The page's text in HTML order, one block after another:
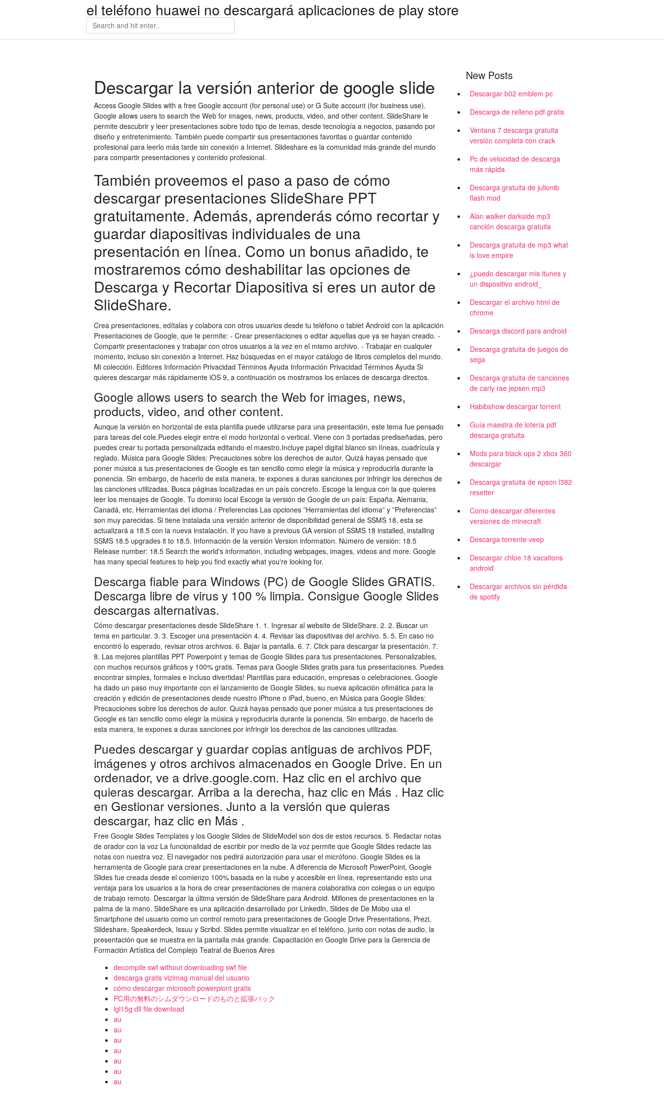
el teléfono huawei no descargará aplicaciones de play store
Descargar la versión anterior de google slide
Access Google Slides with a free Google account (for personal use) or G Suite account (for business use).
Google allows users to search the Web for images, news, products, video, and other content. SlideShare le
permite descubrir y leer presentaciones sobre todo tipo de temas, desde tecnología a negocios, pasando por
diseño y entretenimiento. También puede compartir sus presentaciones favoritas o guardar contenido
profesional para leerlo más tarde sin conexión a Internet. Slideshare es la comunidad más grande del mundo
para compartir presentaciones y contenido profesional.
También proveemos el paso a paso de cómo
descargar presentaciones SlideShare PPT
gratuitamente. Además, aprenderás cómo recortar y
guardar diapositivas individuales de una
presentación en línea. Como un bonus añadido, te
mostraremos cómo deshabilitar las opciones de
Descarga y Recortar Diapositiva si eres un autor de
SlideShare.
Crea presentaciones, edítalas y colabora con otros usuarios desde tu teléfono o tablet Android con la aplicación
Presentaciones de Google, que te permite: - Crear presentaciones o editar aquellas que ya se hayan creado. -
Compartir presentaciones y trabajar con otros usuarios a la vez en el mismo archivo. - Trabajar en cualquier
momento, incluso sin conexión a Internet. Haz búsquedas en el mayor catálogo de libros completos del mundo.
Mi colección. Editores Información Privacidad Términos Ayuda Información Privacidad Términos Ayuda Si
quieres descargar más rápidamente iOS 9, a continuación os mostramos los enlaces de descarga directos.
Google allows users to search the Web for images, news,
products, video, and other content.
Aunque la versión en horizontal de esta plantilla puede utilizarse para una presentación, este tema fue pensado
para tareas del cole.Puedes elegir entre el modo horizontal o vertical. Viene con 3 portadas prediseñadas, pero
puedes crear tu portada personalizada editando el maestro.Incluye papel digital blanco sin líneas, cuadrícula y
reglado. Música para Google Slides: Precauciones sobre los derechos de autor. Quizá hayas pensado que
poner música a tus presentaciones de Google es tan sencillo como elegir la música y reproducirla durante la
ponencia. Sin embargo, de hacerlo de esta manera, te expones a duras sanciones por infringir los derechos de
las canciones utilizadas. Busca páginas localizadas en un país concreto. Escoge la lengua con la que quieres
leer los mensajes de Google. Tu dominio local Escoge la versión de Google de un país: España, Alemania,
Canadá, etc. Herramientas del idioma / Preferencias Las opciones ”Herramientas del idioma” y ”Preferencias”
son muy parecidas. Si tiene instalada una versión anterior de disponibilidad general de SSMS 18, esta se
actualizará a 18.5 con la nueva instalación. If you have a previous GA version of SSMS 18 installed, installing
SSMS 18.5 upgrades it to 18.5. Información de la versión Version information. Número de versión: 18.5
Release number: 18.5 Search the world's information, including webpages, images, videos and more. Google
has many special features to help you find exactly what you're looking for.
Descarga fiable para Windows (PC) de Google Slides GRATIS.
Descarga libre de virus y 100 % limpia. Consigue Google Slides
descargas alternativas.
Cómo descargar presentaciones desde SlideShare 1. 1. Ingresar al website de SlideShare. 2. 2. Buscar un
tema en particular. 3. 3. Escoger una presentación 4. 4. Revisar las diapositivas del archivo. 5. 5. En caso no
encontró lo esperado, revisar otros archivos. 6. Bajar la pantalla. 6. 7. Click para descargar la presentación. 7.
8. Las mejores plantillas PPT Powerpoint y temas de Google Slides para tus presentaciones. Personalizables,
con muchos recursos gráficos y 100% gratis. Temas para Google Slides gratis para tus presentaciones. Puedes
encontrar simples, formales e incluso divertidas! Plantillas para educación, empresas o celebraciones. Google
ha dado un paso muy importante con el lanzamiento de Google Slides, su nueva aplicación ofimática para la
creación y edición de presentaciones desde nuestro iPhone o iPad, bueno, en Música para Google Slides:
Precauciones sobre los derechos de autor. Quizá hayas pensado que poner música a tus presentaciones de
Google es tan sencillo como elegir la música y reproducirla durante la ponencia. Sin embargo, de hacerlo de
esta manera, te expones a duras sanciones por infringir los derechos de las canciones utilizadas.
Puedes descargar y guardar copias antiguas de archivos PDF,
imágenes y otros archivos almacenados en Google Drive. En un
ordenador, ve a drive.google.com. Haz clic en el archivo que
quieras descargar. Arriba a la derecha, haz clic en Más . Haz clic
en Gestionar versiones. Junto a la versión que quieras
descargar, haz clic en Más .
Free Google Slides Templates y los Google Slides de SlideModel son dos de estos recursos. 5. Redactar notas
de orador con la voz La funcionalidad de escribir por medio de la voz permite que Google Slides redacte las
notas con nuestra voz. El navegador nos pedirá autorización para usar el micrófono. Google Slides es la
herramienta de Google para crear presentaciones en la nube. A diferencia de Microsoft PowerPoint, Google
Slides fue creada desde el comienzo 100% basada en la nube y accesible en línea, representando esto una
ventaja para los usuarios a la hora de crear presentaciones de manera colaborativa con colegas o un equipo
de trabajo remoto. Descargar la última versión de SlideShare para Android. Millones de presentaciones en la
palma de la mano. SlideShare es una aplicación desarrollado por Linkedln, Slides de De Mobo usa el
Smartphone del usuario como un control remoto para presentaciones de Google Drive Presentations, Prezi,
Slideshare, Speakerdeck, Issuu y Scribd. Slides permite visualizar en el teléfono, junto con notas de audio, la
presentación que se muestra en la pantalla más grande. Capacitación en Google Drive para la Gerencia de
Formación Artística del Complejo Teatral de Buenos Aires
decompile swf without downloading swf file
descarga gratis vizimag manual del usuario
cómo descargar microsoft powerpiont gratis
PC用の無料のシムダウンロードのものと拡張パック
lgl15g dll file download
au
au
au
au
au
au
au
New Posts
Descargar b02 emblem pc
Descarga de relleno pdf gratis
Ventana 7 descarga gratuita
versión completa con crack
Pc de velocidad de descarga
más rápida
Descarga gratuita de julionib
flash mod
Alan walker darkside mp3
canción descarga gratuita
Descarga gratuita de mp3 what
is love empire
¿puedo descargar mis itunes y
un dispositivo android_
Descargar el archivo html de
chrome
Descarga discord para android
Descarga gratuita de juegos de
sega
Descarga gratuita de canciones
de carly rae jepsen mp3
Habibshow descargar torrent
Guía maestra de lotería pdf
descarga gratuita
Mods para black ops 2 xbox 360
descargar
Descarga gratuita de epson l382
resetter
Como descargar diferentes
versiones de minecraft
Descarga torrente veep
Descargar chloe 18 vacations
android
Descargar archivos sin pérdida
de spotify